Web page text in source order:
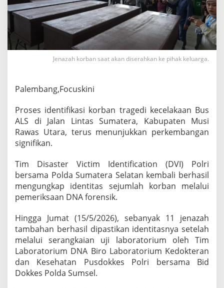
b
a
i
T
e
r
g
p
L
e
T
e
s
D
,
T
o
t
1
Jenazah korban saat akan diserahkan ke pihak keluarga.
Palembang,Focuskini
Proses identifikasi korban tragedi kecelakaan Bus
ALS di Jalan Lintas Sumatera, Kabupaten Musi
Rawas Utara, terus menunjukkan perkembangan
signifikan.
Tim Disaster Victim Identification (DVI) Polri
bersama Polda Sumatera Selatan kembali berhasil
mengungkap identitas sejumlah korban melalui
pemeriksaan DNA forensik.
Hingga Jumat (15/5/2026), sebanyak 11 jenazah
tambahan berhasil dipastikan identitasnya setelah
melalui serangkaian uji laboratorium oleh Tim
Laboratorium DNA Biro Laboratorium Kedokteran
dan Kesehatan Pusdokkes Polri bersama Bid
Dokkes Polda Sumsel.